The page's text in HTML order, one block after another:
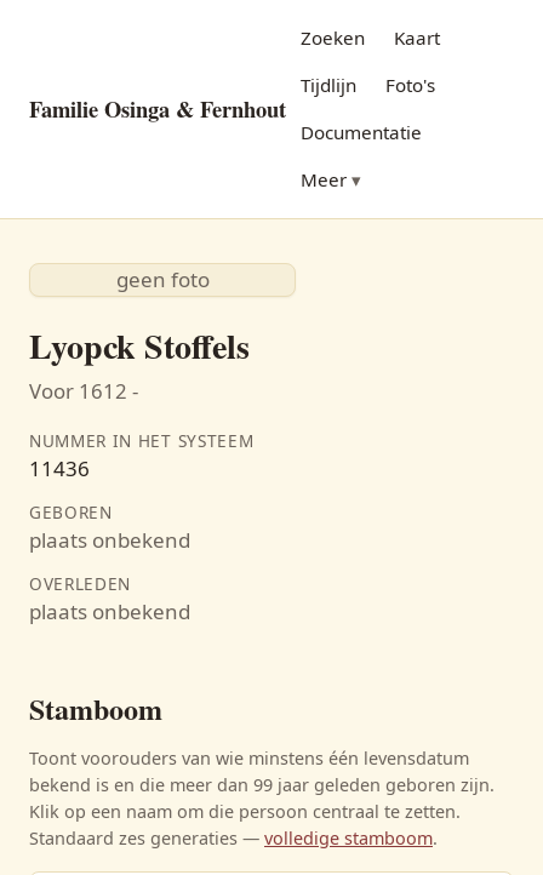
Familie Osinga & Fernhout
Zoeken
Kaart
Tijdlijn
Foto's
Documentatie
Meer
geen foto
Lyopck Stoffels
Voor 1612 -
NUMMER IN HET SYSTEEM
11436
GEBOREN
plaats onbekend
OVERLEDEN
plaats onbekend
Stamboom
Toont voorouders van wie minstens één levensdatum
bekend is en die meer dan 99 jaar geleden geboren zijn.
Klik op een naam om die persoon centraal te zetten.
Standaard zes generaties — volledige stamboom.